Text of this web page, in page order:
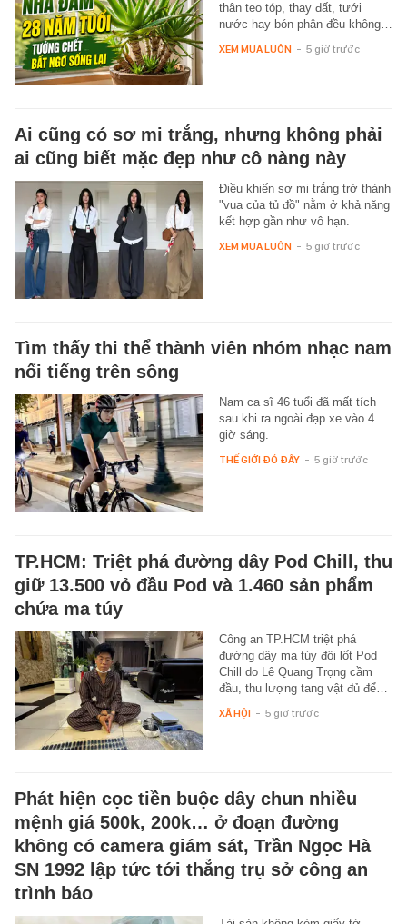
thân teo tóp, thay đất, tưới
nước hay bón phân đều không…
XEM MUA LUÔN - 5 giờ trước
Ai cũng có sơ mi trắng, nhưng không phải
ai cũng biết mặc đẹp như cô nàng này
Điều khiến sơ mi trắng trở thành
"vua của tủ đồ" nằm ở khả năng
kết hợp gần như vô hạn.
XEM MUA LUÔN - 5 giờ trước
Tìm thấy thi thể thành viên nhóm nhạc nam
nổi tiếng trên sông
Nam ca sĩ 46 tuổi đã mất tích
sau khi ra ngoài đạp xe vào 4
giờ sáng.
THẾ GIỚI ĐÓ ĐÂY - 5 giờ trước
TP.HCM: Triệt phá đường dây Pod Chill, thu
giữ 13.500 vỏ đầu Pod và 1.460 sản phẩm
chứa ma túy
Công an TP.HCM triệt phá
đường dây ma túy đội lốt Pod
Chill do Lê Quang Trọng cầm
đầu, thu lượng tang vật đủ để…
XÃ HỘI - 5 giờ trước
Phát hiện cọc tiền buộc dây chun nhiều
mệnh giá 500k, 200k… ở đoạn đường
không có camera giám sát, Trần Ngọc Hà
SN 1992 lập tức tới thẳng trụ sở công an
trình báo